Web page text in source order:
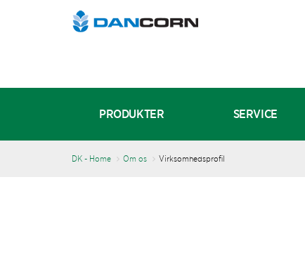
PRODUKTER SERVICE
DK - Home Om os Virksomhedsprofil